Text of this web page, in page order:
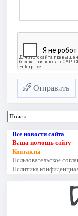
Отправить
Все новости сайта
Ваша помощь сайту
Контакты
Пользовательское
Политика